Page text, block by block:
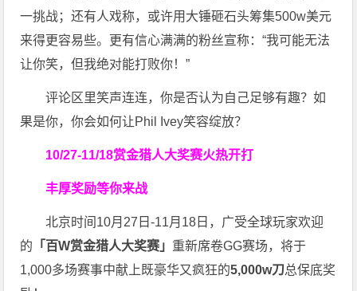
一挑战；还有人戏称，或许用大锤砸石头筹集500w美元
来得更容易些。更有信心满满的粉丝宣称：“我可能无法
让你笑，但我绝对能打败你！”
评论区里笑声连连，你是否认为自己足够有趣？如
果是你，你会如何让Phil Ivey笑容绽放？
10/27-11/18赏金猎人大奖赛火热开打
丰厚奖励等你来战
北京时间10月27日-11月18日，广受全球玩家欢迎
的 「百W赏金猎人大奖赛」 重新席卷GG赛场，将于
1,000多场赛事中献上既豪华又疯狂的5,000w刀总保底奖